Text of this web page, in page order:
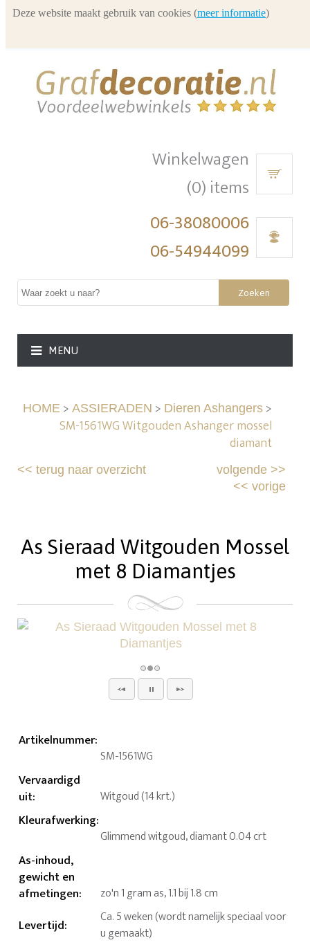
Winkelwagen
(0) items
06-38080006
06-54944099
Zoeken
MENU
HOME> ASSIERADEN > Dieren Ashangers>
SM-1561WG Witgouden Ashanger mossel
diamant
<<terug naar overzicht volgende>>
<< vorige
As Sieraad Witgouden Mossel
met 8 Diamantjes
Artikelnummer:
SM-1561WG
Vervaardigd
uit: Witgoud (14 krt.)
Kleurafwerking:
Glimmend witgoud, diamant 0.04 crt
As-inhoud,
gewicht en
afmetingen: zo'n 1 gram as, 1.1 bij 1.8 cm
Levertijd:
Ca. 5 weken (wordt namelijk speciaal voor
u gemaakt)
Deze website maakt gebruik van cookies (meer informatie)